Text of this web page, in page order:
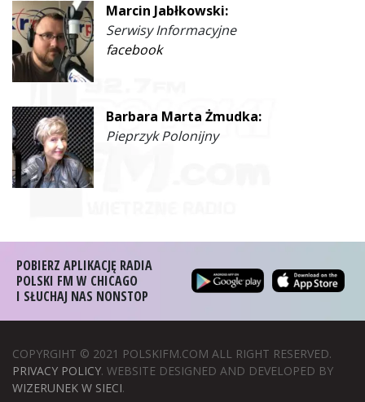
Marcin Jabłkowski:
Serwisy Informacyjne
facebook
Barbara Marta Żmudka:
Pieprzyk Polonijny
POBIERZ APLIKACJĘ RADIA
POLSKI FM W CHICAGO
I SŁUCHAJ NAS NONSTOP
COPYRGIHT © 2021 POLSKIFM.COM ALL RIGHT RESERVED.
PRIVACY POLICY. WEBSITE DESIGNED AND DEVELOPED BY
WIZERUNEK W SIECI.